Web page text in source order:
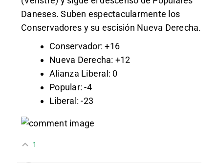
Daneses. Suben espectacularmente los
Conservadores y su escisión Nueva Derecha.
Conservador: +16
Nueva Derecha: +12
Alianza Liberal: 0
Popular: -4
Liberal: -23
1